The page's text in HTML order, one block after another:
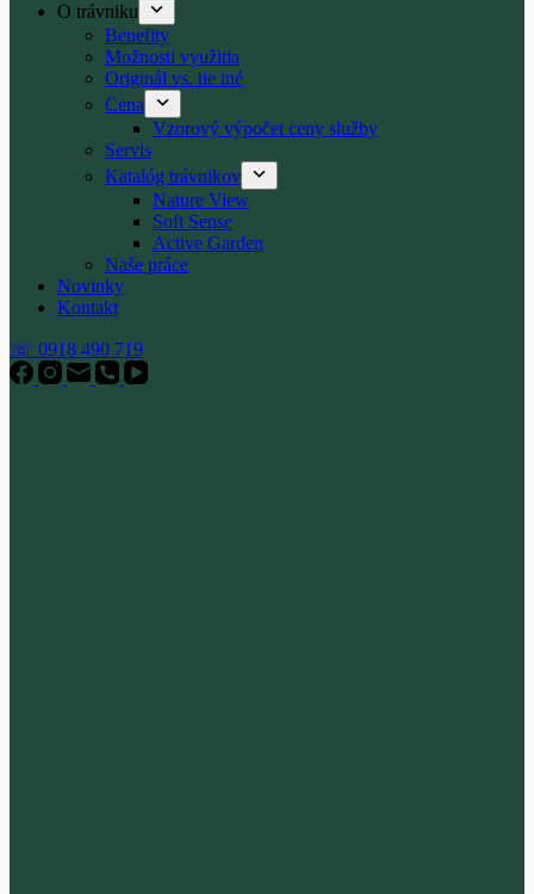
O trávniku
Benefity
Možnosti využitia
Originál vs. tie iné
Cena
Vzorový výpočet ceny služby
Servis
Katalóg trávnikov
Nature View
Soft Sense
Active Garden
Naše práce
Novinky
Kontakt
☏ 0918 490 719